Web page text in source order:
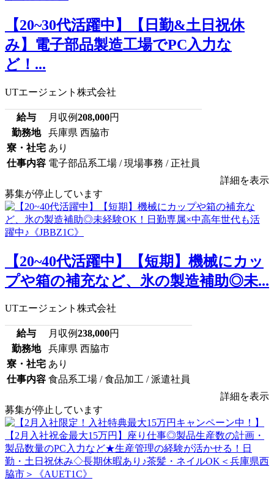
【20~30代活躍中】【日勤&土日祝休
み】電子部品製造工場でPC入力な
ど！...
UTエージェント株式会社
給与 月収例208,000円
勤務地
兵庫県 西脇市
寮・社宅 あり
仕事内容 電子部品系工場 / 現場事務 / 正社員
詳細を表示
募集が停止しています
【20~40代活躍中】【短期】機械にカッ
プや箱の補充など、氷の製造補助◎未...
UTエージェント株式会社
給与 月収例238,000円
勤務地
兵庫県 西脇市
寮・社宅 あり
仕事内容 食品系工場 / 食品加工 / 派遣社員
詳細を表示
募集が停止しています